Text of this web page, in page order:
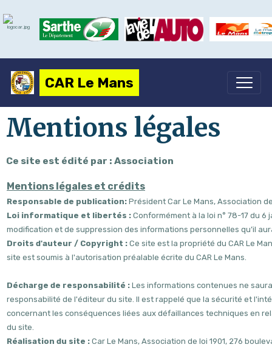
CAR Le Mans
Mentions légales
Ce site est édité par : Association
Mentions légales et crédits
Responsable de publication: Président Car Le Mans, Association
Loi informatique et libertés : Conformément à la loi n° 78-17 du 6
modification et de suppression des informations personnelles qu’il
Droits d'auteur / Copyright : Ce site est la propriété du CAR Le
site est soumis à l'autorisation préalable écrite du CAR Le Mans.
Décharge de responsabilité : Les informations contenues ne
responsabilité de l'éditeur du site. Il est rappelé que la sécurité et
concernant les conséquences liées aux défaillances techniques en
du site.
Réalisation du site : Car Le Mans, Association de loi 1901, 276